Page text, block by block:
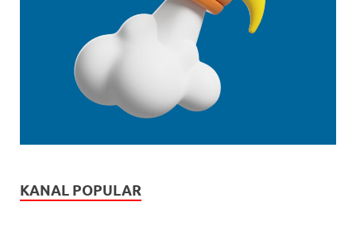
KANAL POPULAR